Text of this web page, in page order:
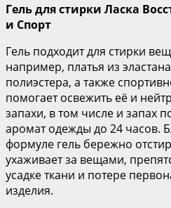
Гель для стирки Ласка
и Спорт
Гель подходит для стирки
например, платья из
полиэстера, а также
помогает освежить её и
запахи, в том числе и запах
аромат одежды до 24 часов.
формуле гель бережно
ухаживает за вещами,
усадке ткани и потере
изделия.